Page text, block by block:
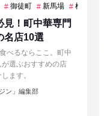
御徒町 新馬場 根津
見！町中華専門
名店10選
べるならここ。町中
選ぶおすすめの店
ます。
ン」編集部